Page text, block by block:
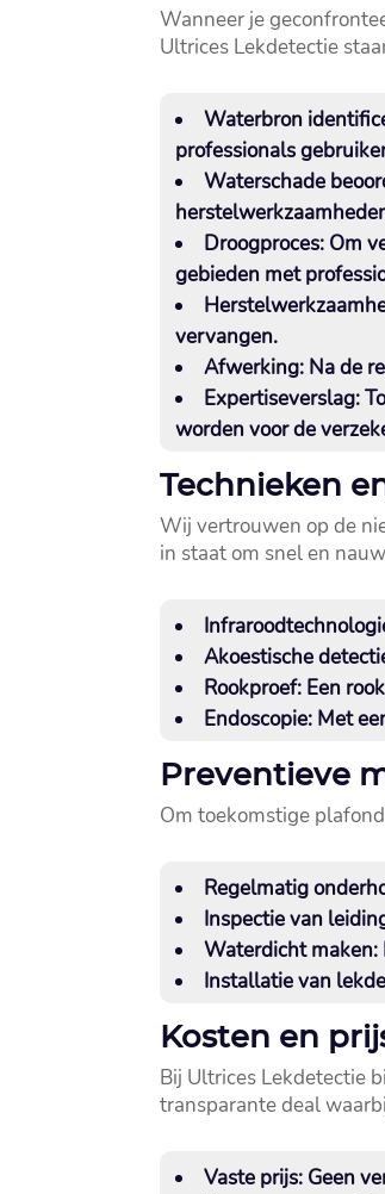
Wanneer je
Ultrices Lekdetectie
Waterbron
professionals
Waterschade
Droogproces: Om
gebieden met
vervangen.​
Afwerking: Na de
Expertiseverslag:
worden voor de
Technieken
Wij vertrouwen op de
in staat om snel en
Akoestische
Rookproef: Een
Endoscopie: Met
Preventieve
Om toekomstige
Regelmatig
Inspectie van
Waterdicht maken:
Installatie van
Kosten en
Bij Ultrices Lekdetectie
transparante deal
Vaste prijs: Geen